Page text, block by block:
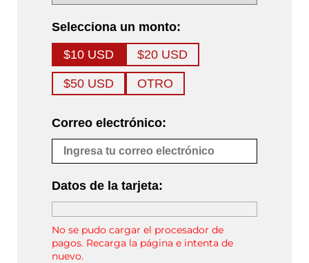
Selecciona un monto:
$10 USD
$20 USD
$50 USD OTRO
Correo electrónico:
Datos de la tarjeta:
No se pudo cargar el procesador de
pagos. Recarga la página e intenta de
nuevo.